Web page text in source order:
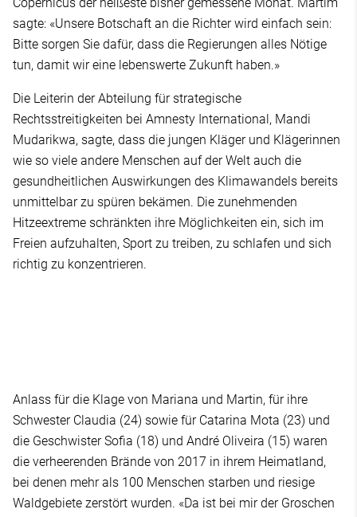
sagte: «Unsere Botschaft an die Richter wird einfach sein:
Bitte sorgen Sie dafür, dass die Regierungen alles Nötige
tun, damit wir eine lebenswerte Zukunft haben.»
Die Leiterin der Abteilung für strategische
Rechtsstreitigkeiten bei Amnesty International, Mandi
Mudarikwa, sagte, dass die jungen Kläger und Klägerinnen
wie so viele andere Menschen auf der Welt auch die
gesundheitlichen Auswirkungen des Klimawandels bereits
unmittelbar zu spüren bekämen. Die zunehmenden
Hitzeextreme schränkten ihre Möglichkeiten ein, sich im
Freien aufzuhalten, Sport zu treiben, zu schlafen und sich
richtig zu konzentrieren.
Anlass für die Klage von Mariana und Martin, für ihre
Schwester Claudia (24) sowie für Catarina Mota (23) und
die Geschwister Sofia (18) und André Oliveira (15) waren
die verheerenden Brände von 2017 in ihrem Heimatland,
bei denen mehr als 100 Menschen starben und riesige
Waldgebiete zerstört wurden. «Da ist bei mir der Groschen